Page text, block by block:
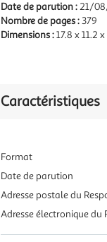
Date de parution :21/
Nombre de pages :379
Dimensions :17.8 x 11.2 x
Caractéristiques
Format
Date de parution
Adresse postale du
Adresse électronique du